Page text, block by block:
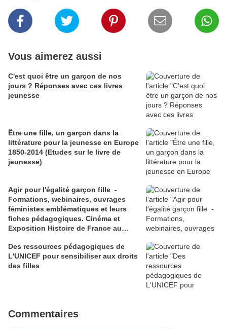
Vous aimerez aussi
C'est quoi être un garçon de nos
jours ? Réponses avec ces livres
jeunesse
Être une fille, un garçon dans la
littérature pour la jeunesse en Europe
1850-2014 (Etudes sur le livre de
jeunesse)
Agir pour l'égalité garçon fille -
Formations, webinaires, ouvrages
féministes emblématiques et leurs
fiches pédagogiques. Cinéma et
Exposition Histoire de France au
Des ressources pédagogiques de
L'UNICEF pour sensibiliser aux droits
des filles
Commentaires